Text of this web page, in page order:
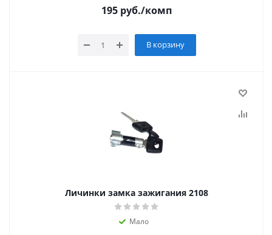
195 руб./комп
В корзину
Личинки замка зажигания 2108
Мало